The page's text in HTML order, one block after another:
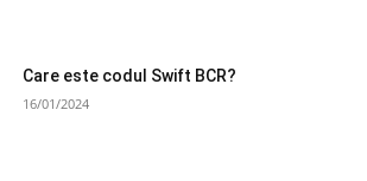
Care este codul Swift BCR?
16/01/2024